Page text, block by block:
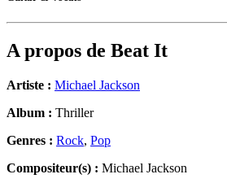
A propos de Beat It
Artiste : Michael Jackson
Album : Thriller
Genres : Rock, Pop
Compositeur(s) : Michael Jackson